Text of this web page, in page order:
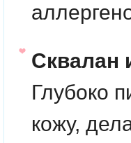
Сквалан
Глубоко
кожу,